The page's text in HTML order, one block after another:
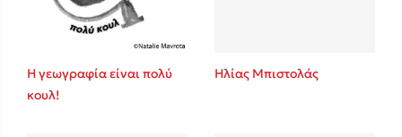
Η γεωγραφία είναι πολύ
κουλ!
Ηλίας Μπιστολάς